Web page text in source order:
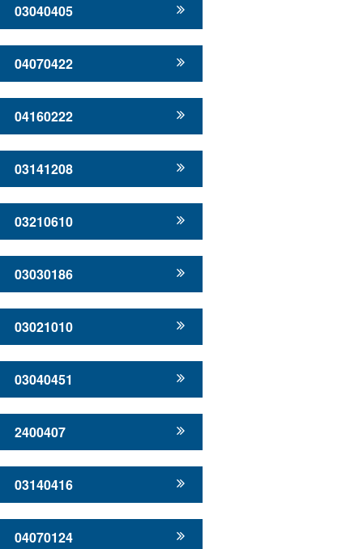
03040405
04070422
04160222
03141208
03210610
03030186
03021010
03040451
2400407
03140416
04070124